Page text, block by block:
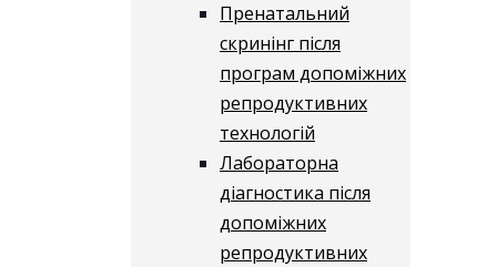
Пренатальний
скринінг після
програм допоміжних
репродуктивних
технологій
​​Лабораторна
діагностика після
допоміжних
репродуктивних